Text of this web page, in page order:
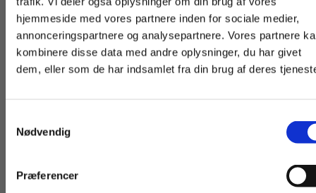
hjemmeside med vores partnere inden for sociale medier,
annonceringspartnere og analysepartnere. Vores partnere
kombinere disse data med andre oplysninger, du har givet
dem, eller som de har indsamlet fra din brug af deres
Nødvendig
Præferencer
eleven lærer i praksis, så de tilsammen giver
eleven et godt fundament som uddannet
receptionist.
God læselyst
For privatkunder og
studerende. Du får
vist priser inkl.
For institutioner og
virksomheder. Du
får vist priser ekskl.